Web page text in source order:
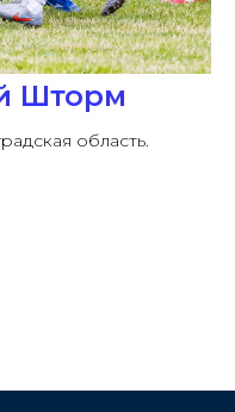
Шторм
область.